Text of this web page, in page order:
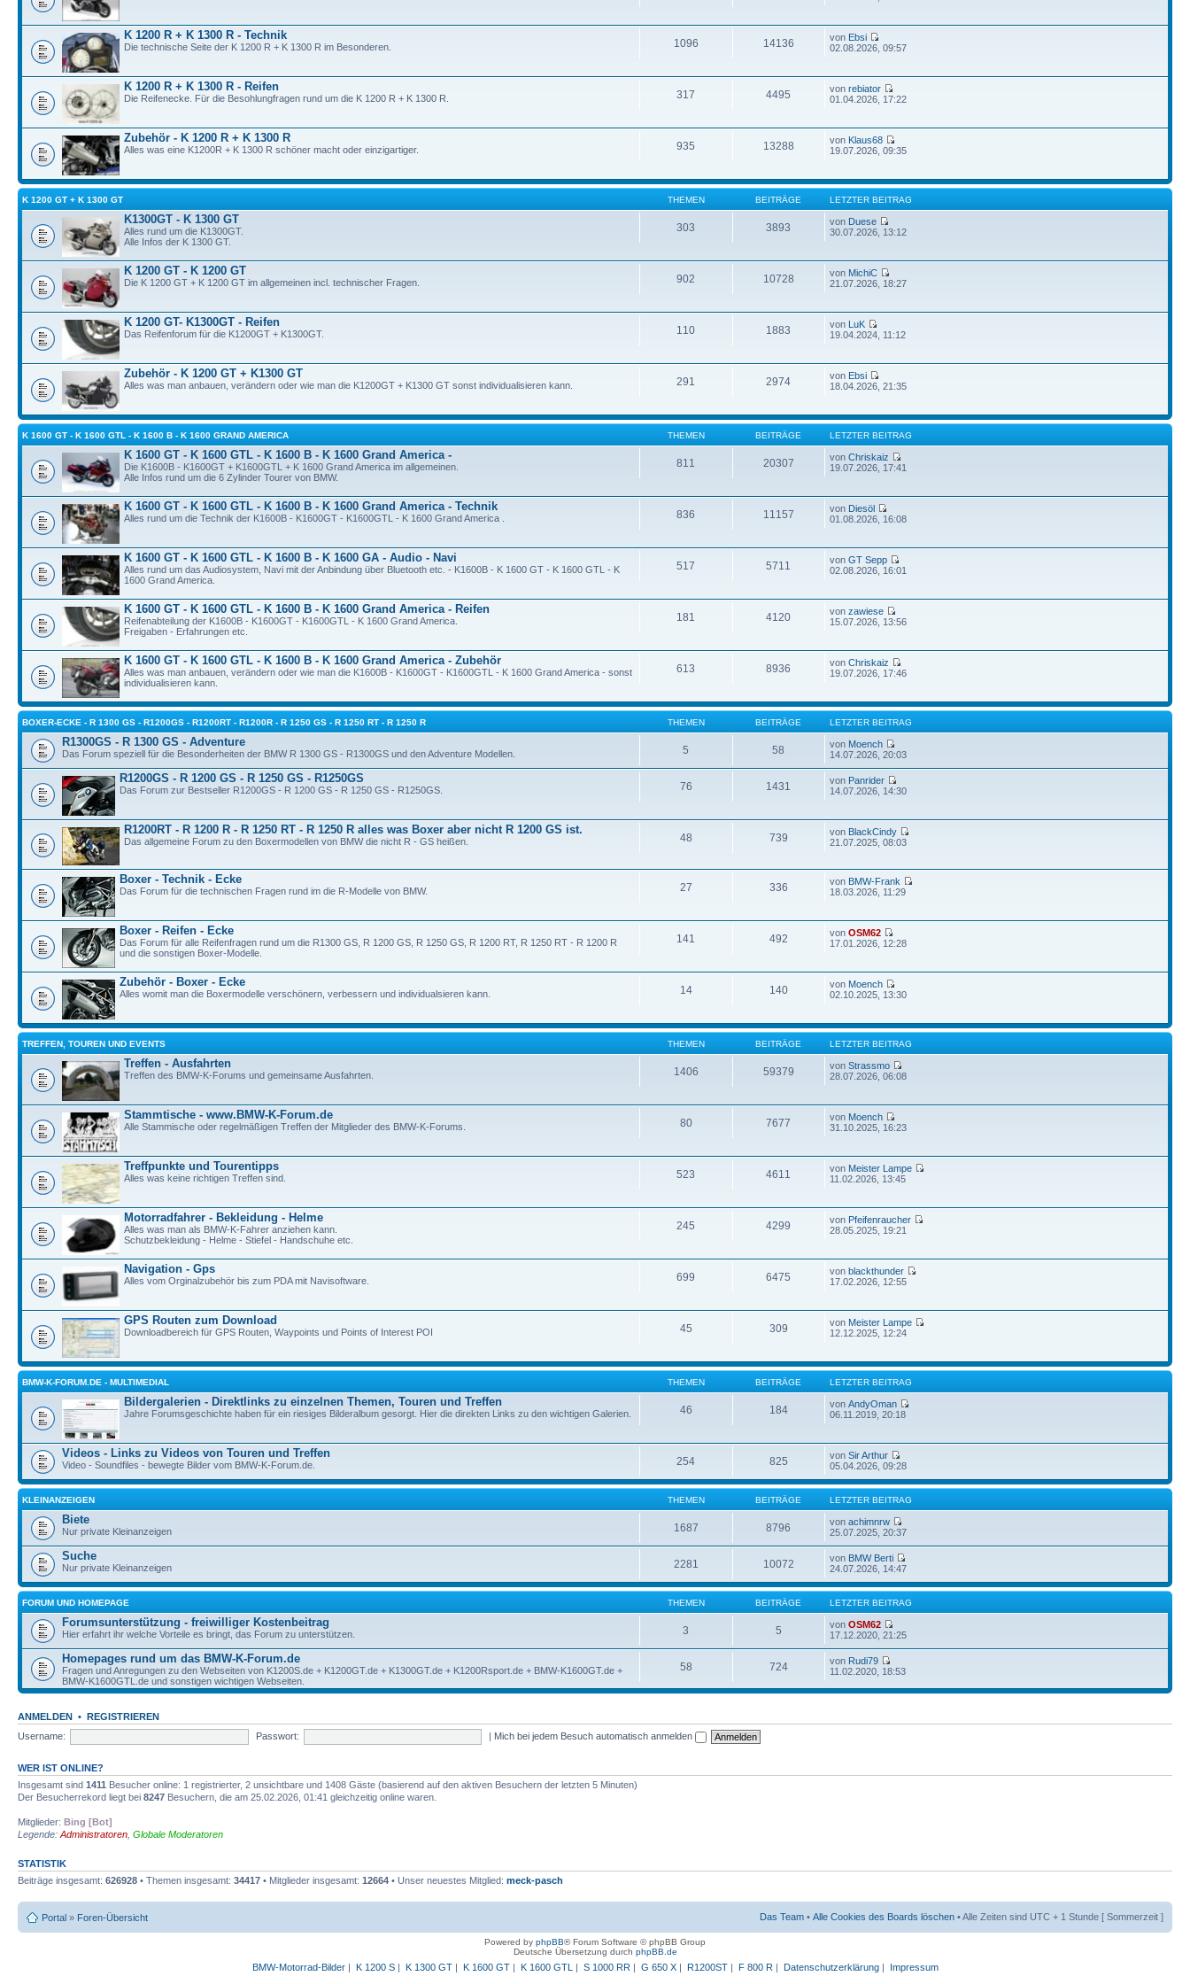
K 1200 R + K 1300 R - Technik
Die technische Seite der K 1200 R + K 1300 R im Besonderen. 1096 14136 von Ebsi
02.08.2026, 09:57
K 1200 R + K 1300 R - Reifen
Die Reifenecke. Für die Besohlungfragen rund um die K 1200 R + K 1300 R. 317 4495 vonrebiator
01.04.2026, 17:22
Zubehör - K 1200 R + K 1300 R
Alles was eine K1200R + K 1300 R schöner macht oder einzigartiger. 935 13288 von Klaus68
19.07.2026, 09:35
K 1200 GT + K 1300 GT THEMEN BEITRÄGE LETZTER BEITRAG
K1300GT - K 1300 GT
Alles rund um die K1300GT.
Alle Infos der K 1300 GT.
303 3893 von Duese
30.07.2026, 13:12
K 1200 GT - K 1200 GT
Die K 1200 GT + K 1200 GT im allgemeinen incl. technischer Fragen. 902 10728 von MichiC
21.07.2026, 18:27
K 1200 GT- K1300GT - Reifen
Das Reifenforum für die K1200GT + K1300GT. 110 1883 von LuK
19.04.2024, 11:12
Zubehör - K 1200 GT + K1300 GT
Alles was man anbauen, verändern oder wie man die K1200GT + K1300 GT sonst individualisieren kann. 291 2974 von Ebsi
18.04.2026, 21:35
K 1600 GT - K 1600 GTL - K 1600 B - K 1600 GRAND AMERICA THEMEN BEITRÄGE LETZTER BEITRAG
K 1600 GT - K 1600 GTL - K 1600 B - K 1600 Grand America -
Die K1600B - K1600GT + K1600GTL + K 1600 Grand America im allgemeinen.
Alle Infos rund um die 6 Zylinder Tourer von BMW.
811 20307 vonChriskaiz
19.07.2026, 17:41
K 1600 GT - K 1600 GTL - K 1600 B - K 1600 Grand America - Technik
Alles rund um die Technik der K1600B - K1600GT - K1600GTL - K 1600 Grand America . 836 11157 von Diesöl
01.08.2026, 16:08
K 1600 GT - K 1600 GTL - K 1600 B - K 1600 GA - Audio - Navi
Alles rund um das Audiosystem, Navi mit der Anbindung über Bluetooth etc. - K1600B - K 1600 GT - K 1600 GTL - K
1600 Grand America.
517 5711 vonGT Sepp
02.08.2026, 16:01
K 1600 GT - K 1600 GTL - K 1600 B - K 1600 Grand America - Reifen
Reifenabteilung der K1600B - K1600GT - K1600GTL - K 1600 Grand America.
Freigaben - Erfahrungen etc.
181 4120 vonzawiese
15.07.2026, 13:56
K 1600 GT - K 1600 GTL - K 1600 B - K 1600 Grand America - Zubehör
Alles was man anbauen, verändern oder wie man die K1600B - K1600GT - K1600GTL - K 1600 Grand America - sonst
individualisieren kann.
613 8936 vonChriskaiz
19.07.2026, 17:46
BOXER-ECKE - R 1300 GS - R1200GS - R1200RT - R1200R - R 1250 GS - R 1250 RT - R 1250 R THEMEN BEITRÄGE LETZTER BEITRAG
R1300GS - R 1300 GS - Adventure
Das Forum speziell für die Besonderheiten der BMW R 1300 GS - R1300GS und den Adventure Modellen. 5 58 von Moench
14.07.2026, 20:03
R1200GS - R 1200 GS - R 1250 GS - R1250GS
Das Forum zur Bestseller R1200GS - R 1200 GS - R 1250 GS - R1250GS. 76 1431 von Panrider
14.07.2026, 14:30
R1200RT - R 1200 R - R 1250 RT - R 1250 R alles was Boxer aber nicht R 1200 GS ist.
Das allgemeine Forum zu den Boxermodellen von BMW die nicht R - GS heißen. 48 739 von BlackCindy
21.07.2025, 08:03
Boxer - Technik - Ecke
Das Forum für die technischen Fragen rund im die R-Modelle von BMW. 27 336 von BMW-Frank
18.03.2026, 11:29
Boxer - Reifen - Ecke
Das Forum für alle Reifenfragen rund um die R1300 GS, R 1200 GS, R 1250 GS, R 1200 RT, R 1250 RT - R 1200 R
und die sonstigen Boxer-Modelle.
141 492 vonOSM62
17.01.2026, 12:28
Zubehör - Boxer - Ecke
Alles womit man die Boxermodelle verschönern, verbessern und individualsieren kann. 14 140 von Moench
02.10.2025, 13:30
TREFFEN, TOUREN UND EVENTS THEMEN BEITRÄGE LETZTER BEITRAG
Treffen - Ausfahrten
Treffen des BMW-K-Forums und gemeinsame Ausfahrten. 1406 59379 vonStrassmo
28.07.2026, 06:08
Stammtische - www.BMW-K-Forum.de
Alle Stammische oder regelmäßigen Treffen der Mitglieder des BMW-K-Forums. 80 7677 von Moench
31.10.2025, 16:23
Treffpunkte und Tourentipps
Alles was keine richtigen Treffen sind. 523 4611 von Meister Lampe
11.02.2026, 13:45
Motorradfahrer - Bekleidung - Helme
Alles was man als BMW-K-Fahrer anziehen kann.
Schutzbekleidung - Helme - Stiefel - Handschuhe etc.
245 4299 von Pfeifenraucher
28.05.2025, 19:21
Navigation - Gps
Alles vom Orginalzubehör bis zum PDA mit Navisoftware. 699 6475 vonblackthunder
17.02.2026, 12:55
GPS Routen zum Download
Downloadbereich für GPS Routen, Waypoints und Points of Interest POI 45 309 von Meister Lampe
12.12.2025, 12:24
BMW-K-FORUM.DE - MULTIMEDIAL THEMEN BEITRÄGE LETZTER BEITRAG
Bildergalerien - Direktlinks zu einzelnen Themen, Touren und Treffen
Jahre Forumsgeschichte haben für ein riesiges Bilderalbum gesorgt. Hier die direkten Links zu den wichtigen Galerien. 46 184 vonAndyOman
06.11.2019, 20:18
Videos - Links zu Videos von Touren und Treffen
Video - Soundfiles - bewegte Bilder vom BMW-K-Forum.de. 254 825 vonSir Arthur
05.04.2026, 09:28
KLEINANZEIGEN THEMEN BEITRÄGE LETZTER BEITRAG
Biete
Nur private Kleinanzeigen 1687 8796 vonachimnrw
25.07.2025, 20:37
Suche
Nur private Kleinanzeigen 2281 10072 von BMW Berti
24.07.2026, 14:47
FORUM UND HOMEPAGE THEMEN BEITRÄGE LETZTER BEITRAG
Forumsunterstützung - freiwilliger Kostenbeitrag
Hier erfahrt ihr welche Vorteile es bringt, das Forum zu unterstützen. 3 5 vonOSM62
17.12.2020, 21:25
Homepages rund um das BMW-K-Forum.de
Fragen und Anregungen zu den Webseiten von K1200S.de + K1200GT.de + K1300GT.de + K1200Rsport.de + BMW-K1600GT.de +
BMW-K1600GTL.de und sonstigen wichtigen Webseiten.
58 724 von Rudi79
11.02.2020, 18:53
ANMELDEN • REGISTRIEREN
Username:
Passwort: | Mich bei jedem Besuch automatisch anmelden
WER IST ONLINE?
Insgesamt sind 1411 Besucher online: 1 registrierter, 2 unsichtbare und 1408 Gäste (basierend auf den aktiven Besuchern der letzten 5 Minuten)
Der Besucherrekord liegt bei 8247 Besuchern, die am 25.02.2026, 01:41 gleichzeitig online waren.
Mitglieder: Bing [Bot]
Legende: Administratoren Globale Moderatoren
STATISTIK
Beiträge insgesamt: 626928 • Themen insgesamt: 34417 • Mitglieder insgesamt: 12664 • Unser neuestes Mitglied: meck-pasch
Portal » Foren-Übersicht Das Team • Alle Cookies des Boards löschen • Alle Zeiten sind UTC + 1 Stunde [ Sommerzeit ]
Powered by phpBB® Forum Software © phpBB Group
Deutsche Übersetzung durch phpBB.de
BMW-Motorrad-Bilder| K 1200 S| K 1300 GT| K 1600 GT| K 1600 GTL | S 1000 RR | G 650 X| R1200ST| F 800 R | Datenschutzerklärung| Impressum